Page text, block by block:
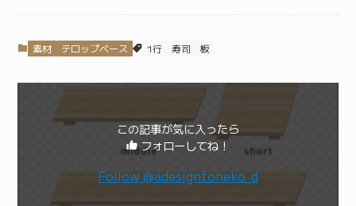
素材 テロップベース 1行 寿司 板
この記事が気に入ったら
フォローしてね！
Follow @adesigntoneko_d